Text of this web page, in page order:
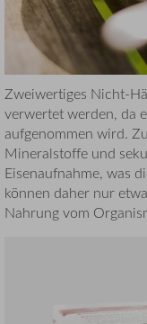
Zweiwertiges Nicht-
verwertet werden, da
aufgenommen wird.
Mineralstoffe und
Eisenaufnahme, was
können daher nur
Nahrung vom